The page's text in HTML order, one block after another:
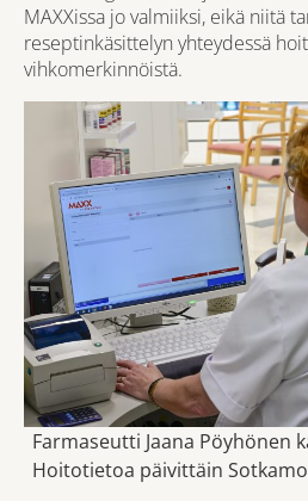
MAXXissa jo valmiiksi, eikä niitä
reseptinkäsittelyn yhteydessä
vihkomerkinnöistä.
Farmaseutti Jaana Pöyhönen
Hoitotietoa päivittäin